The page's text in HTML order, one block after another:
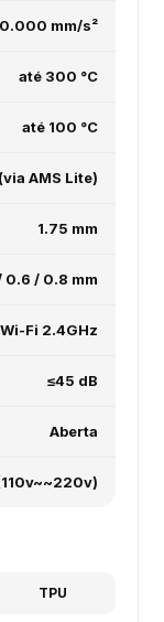
mm/s²
até 300 °C
até 100 °C
AMS Lite)
1.75 mm
0.6 / 0.8 mm
Wi-Fi 2.4GHz
≤45 dB
Aberta
TPU